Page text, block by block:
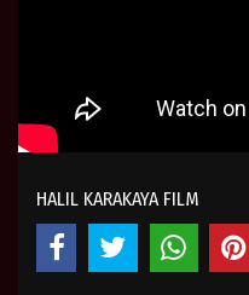
HALIL KARAKAYA FILM